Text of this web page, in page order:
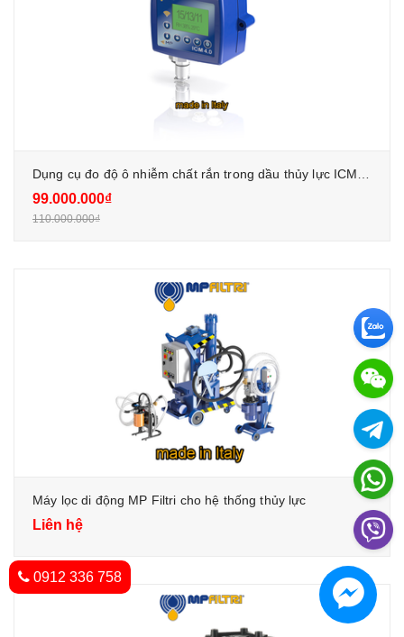
99.000.000₫
110.000.000₫
Máy lọc di động MP Filtri cho hệ thống thủy lực
Liên hệ
0912 336 758